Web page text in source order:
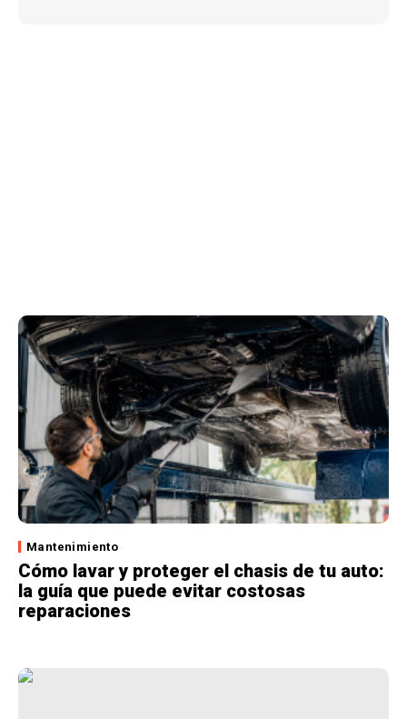
Mantenimiento
Cómo lavar y proteger el chasis de tu auto:
la guía que puede evitar costosas
reparaciones